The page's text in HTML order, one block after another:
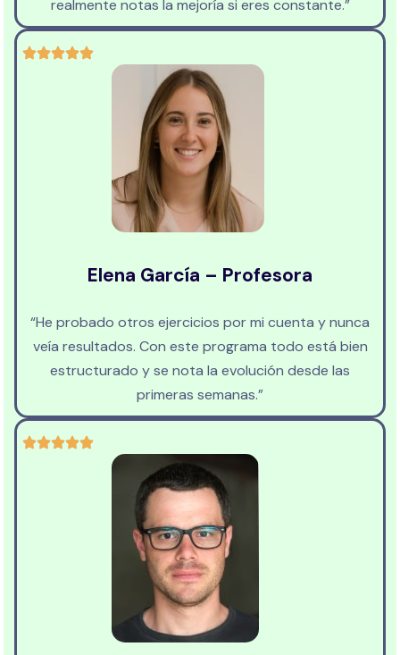
realmente notas la mejoría si eres constante.”
Elena García – Profesora
“He probado otros ejercicios por mi cuenta y nunca
veía resultados. Con este programa todo está bien
estructurado y se nota la evolución desde las
primeras semanas.”